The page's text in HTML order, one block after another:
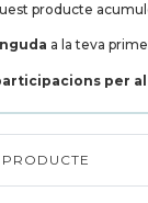
producte
a la teva
per